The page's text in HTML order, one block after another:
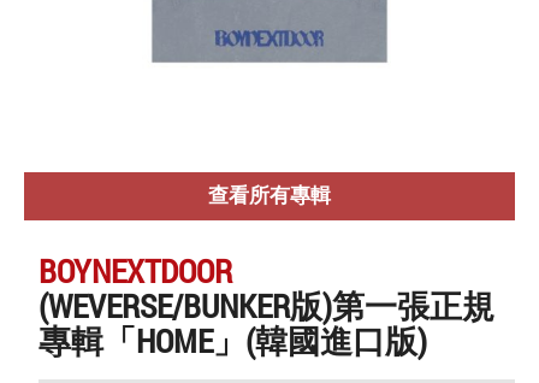
查看所有專輯
BOYNEXTDOOR
(WEVERSE/BUNKER版)第一張正規
專輯「HOME」(韓國進口版)